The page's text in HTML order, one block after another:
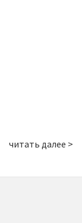
читать далее >